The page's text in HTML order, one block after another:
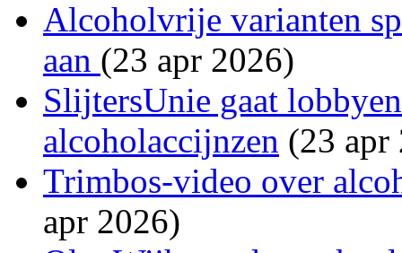
Alcoholvrije varianten
aan (23 apr 2026)
SlijtersUnie gaat
alcoholaccijnzen (23 apr
Trimbos-video over
apr 2026)